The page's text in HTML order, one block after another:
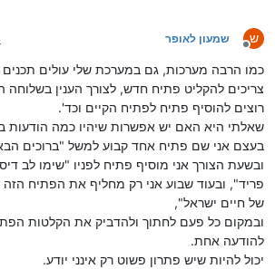
ש
מנותק
שמעון לאופר
כמו הרבה מערכות, גם במערכת שלי עולים
צריכים להקליט פתיח חדש, לצורך הענין
רוצים להוסיף פתיח לפתיח הקיים וכד'.
שאלתי היא האם יש אפשרות שיהיו כמה הודעות
בעצם אני שם פתיח אחד קבוע למשל "ברוכים
ובשעת הצורך אני מוסיף פתיח לפניו "שימו לב
פריד", ובעוד שבוע אני רק מחליף את הפתיח
של חיים ישראל",
ובמקום כל פעם לחתוך ולהדביק את הקלטות
להודעה אחת.
יכול להיות שיש פתרון פשוט רק אינני יודע.